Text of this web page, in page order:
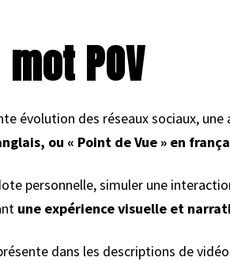
POV
évolution des réseaux sociaux,
ou « Point de Vue » en
personnelle, simuler une
une expérience visuelle et
dans les descriptions de